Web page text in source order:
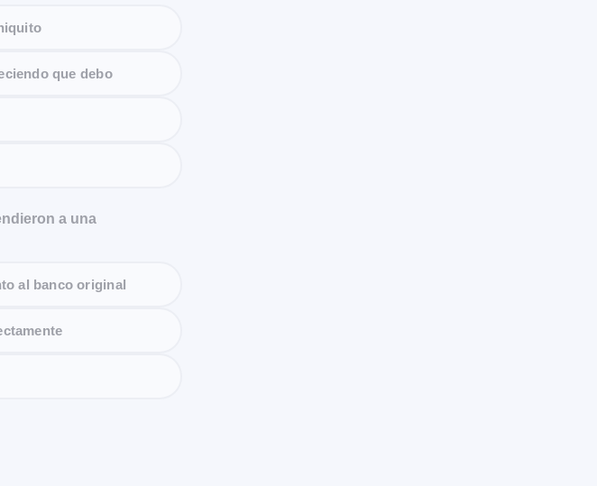
que debo
a una
al banco original